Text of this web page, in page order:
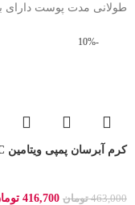
طولانی مدت پوست دارای
-10%
کرم آبرسان پمپی ویتامین C اوری وان 300 میل
463,000 تومان 416,700